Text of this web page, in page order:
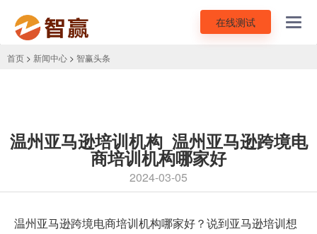
在线测试
首页 > 新闻中心 > 智赢头条
温州亚马逊培训机构_温州亚马逊跨境电
商培训机构哪家好
2024-03-05
温州亚马逊跨境电商培训机构哪家好？说到亚马逊培训想